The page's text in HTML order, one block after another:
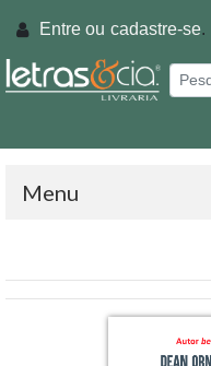
Entre ou cadastre-se.
Menu